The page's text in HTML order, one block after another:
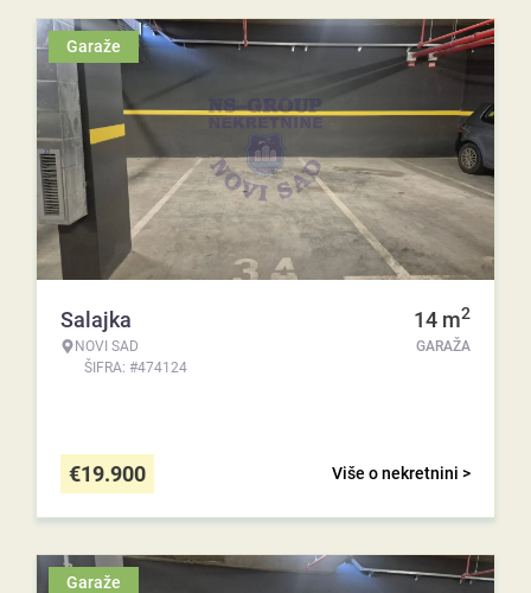
Garaže
Salajka
NOVI SAD
ŠIFRA: #474124
14 m2
GARAŽA
Više o nekretnini >
€19.900
Garaže